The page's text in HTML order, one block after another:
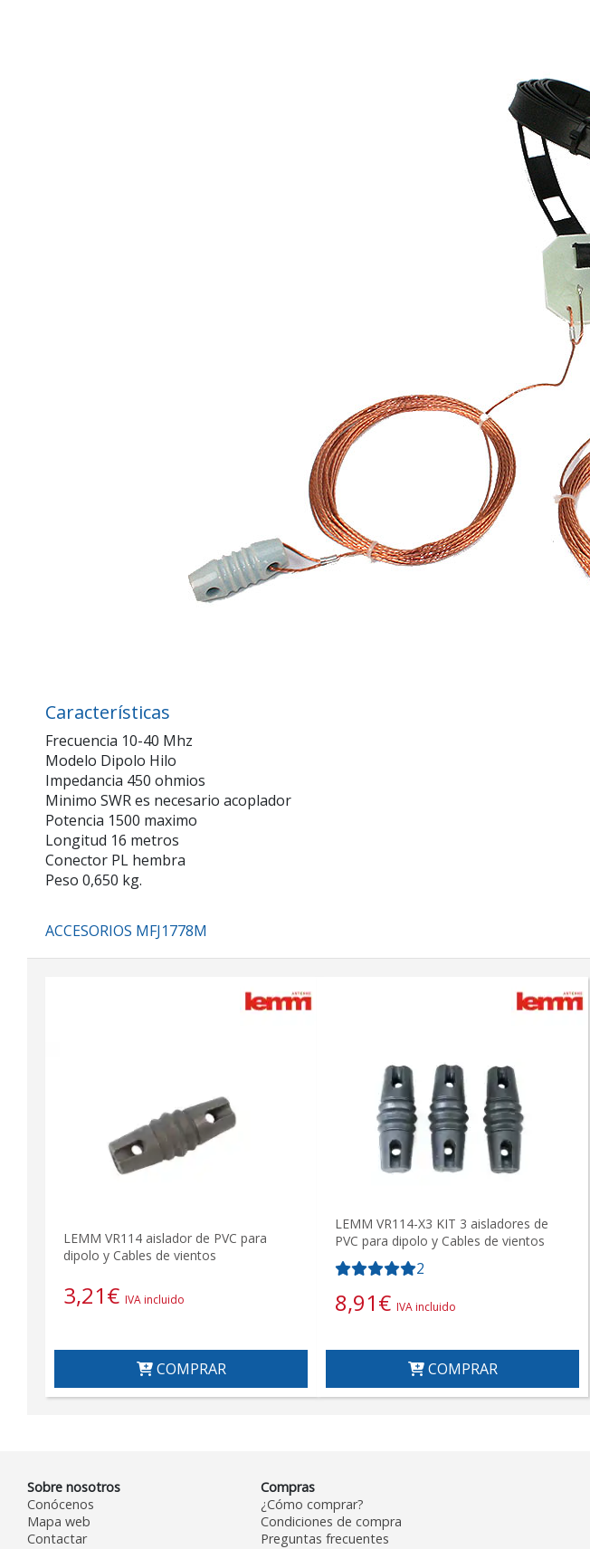
Características
Frecuencia 10-40 Mhz
Modelo Dipolo Hilo
Impedancia 450 ohmios
Minimo SWR es necesario acoplador
Potencia 1500 maximo
Longitud 16 metros
Conector PL hembra
Peso 0,650 kg.
ACCESORIOS MFJ1778M
LEMM VR114 aislador de PVC para
dipolo y Cables de vientos
3,21€ IVA incluido
COMPRAR
LEMM VR114-X3 KIT 3 aisladores de
PVC para dipolo y Cables de vientos
2
8,91€ IVA incluido
COMPRAR
Sobre nosotros
Conócenos
Mapa web
Contactar
Compras
¿Cómo comprar?
Condiciones de compra
Preguntas frecuentes